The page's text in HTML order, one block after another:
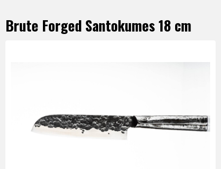
Brute Forged Santokumes 18 cm